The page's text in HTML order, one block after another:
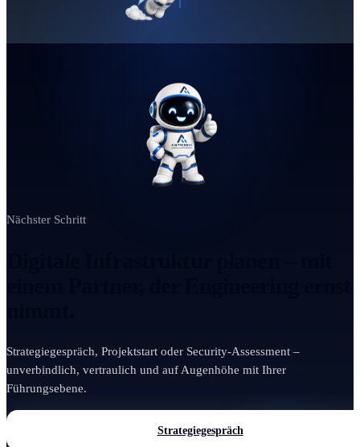
Nächster Schritt
Strategiegespräch, Projektstart oder Security-Assessment –
unverbindlich, vertraulich und auf Augenhöhe mit Ihrer
Führungsebene.
Strategiegespräch